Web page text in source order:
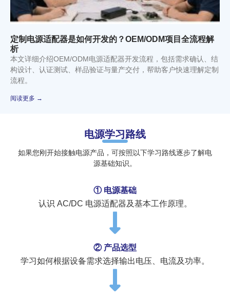
定制电源适配器是如何开发的？OEM/ODM项目全流程解
析
本文详细介绍OEM/ODM电源适配器开发流程，包括需求确认、结
构设计、认证测试、样品验证与量产交付，帮助客户快速理解定制
流程。
阅读更多 →
电源学习路线
如果您刚开始接触电源产品，可按照以下学习路线逐步了解电
源基础知识。
① 电源基础
认识 AC/DC 电源适配器及基本工作原理。
② 产品选型
学习如何根据设备需求选择输出电压、电流及功率。